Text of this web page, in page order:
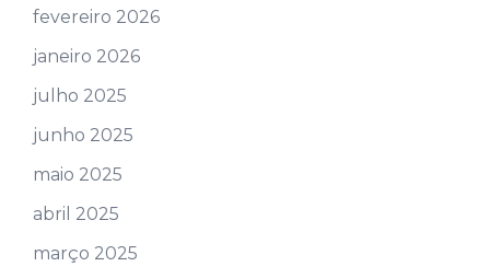
fevereiro 2026
janeiro 2026
julho 2025
junho 2025
maio 2025
abril 2025
março 2025